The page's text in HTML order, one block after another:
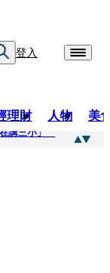
登入
理財 人物 美
講三小」